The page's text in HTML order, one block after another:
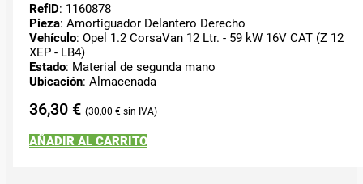
RefID: 1160878
Pieza: Amortiguador Delantero Derecho
Vehículo: Opel 1.2 CorsaVan 12 Ltr. - 59 kW 16V CAT (Z 12
XEP - LB4)
Estado: Material de segunda mano
Ubicación: Almacenada
36,30 € 30,00 €
AÑADIR AL CARRITO